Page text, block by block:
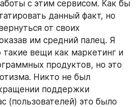
с этим сервисом. Как бы
данный факт, но
от своих
им средний палец. Я
вещи как маркетинг и
продуктов, но это
Никто не был
поддержки
(пользователей) это было